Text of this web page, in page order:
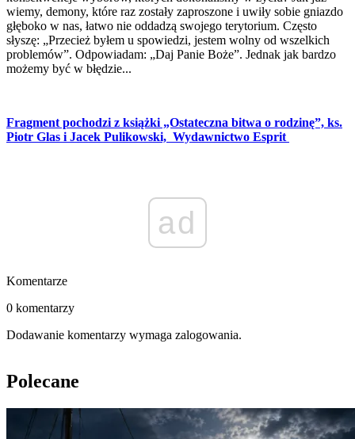
wiemy, demony, które raz zostały zaproszone i uwiły sobie gniazdo
głęboko w nas, łatwo nie oddadzą swojego terytorium. Często
słyszę: „Przecież byłem u spowiedzi, jestem wolny od wszelkich
problemów”. Odpowiadam: „Daj Panie Boże”. Jednak jak bardzo
możemy być w błędzie...
Fragment pochodzi z książki „Ostateczna bitwa o rodzinę”, ks.
Piotr Glas i Jacek Pulikowski, Wydawnictwo Esprit
ad
Komentarze
0 komentarzy
Dodawanie komentarzy wymaga zalogowania.
Polecane